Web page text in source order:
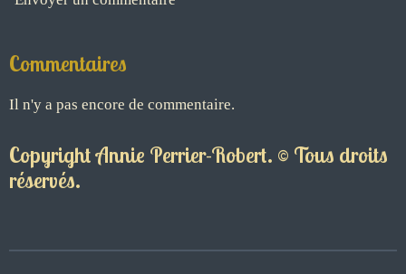
Commentaires
Il n'y a pas encore de commentaire.
Copyright Annie Perrier-Robert. © Tous droits
réservés.